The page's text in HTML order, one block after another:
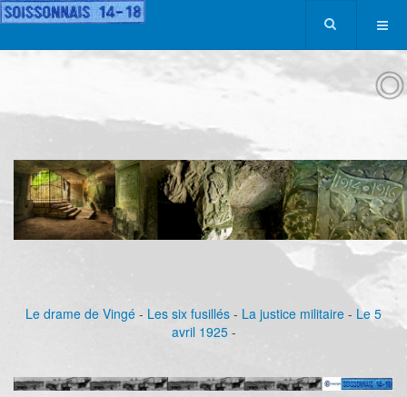
Le drame de Vingé - Les six fusillés - La justice militaire - Le 5
avril 1925-